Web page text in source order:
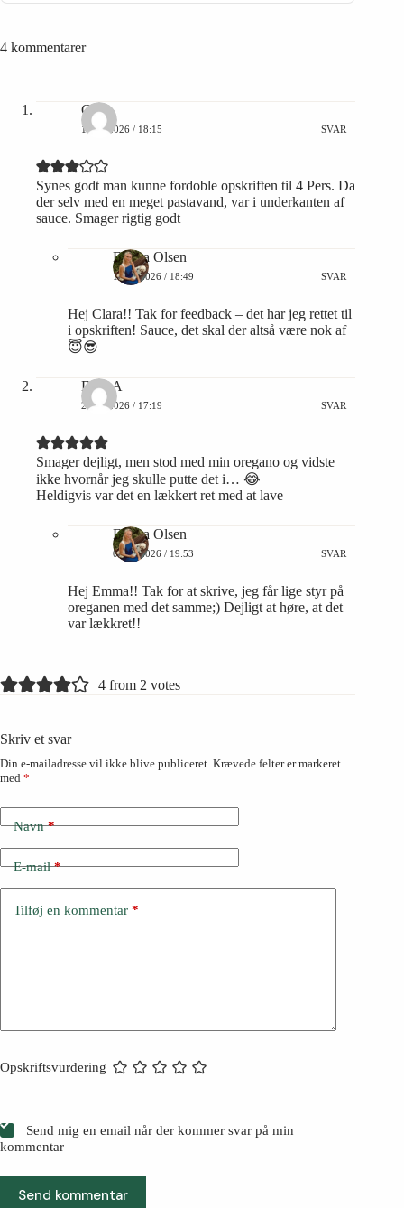
4 kommentarer
Clara
13/05/2026 / 18:15 SVAR
Synes godt man kunne fordoble opskriften til 4 Pers. Da
der selv med en meget pastavand, var i underkanten af
sauce. Smager rigtig godt
Emma Olsen
13/05/2026 / 18:49 SVAR
Hej Clara!! Tak for feedback – det har jeg rettet til
i opskriften! Sauce, det skal der altså være nok af
😇😎
EmmA
29/07/2026 / 17:19 SVAR
Smager dejligt, men stod med min oregano og vidste
ikke hvornår jeg skulle putte det i… 😂
Heldigvis var det en lækkert ret med at lave
Emma Olsen
03/08/2026 / 19:53 SVAR
Hej Emma!! Tak for at skrive, jeg får lige styr på
oreganen med det samme;) Dejligt at høre, at det
var lækkret!!
4 from 2 votes
Skriv et svar
Din e-mailadresse vil ikke blive publiceret. Krævede felter er markeret
med *
Navn*
E-mail*
Tilføj en kommentar *
Opskriftsvurdering
Send mig en email når der kommer svar på min
kommentar
Send kommentar